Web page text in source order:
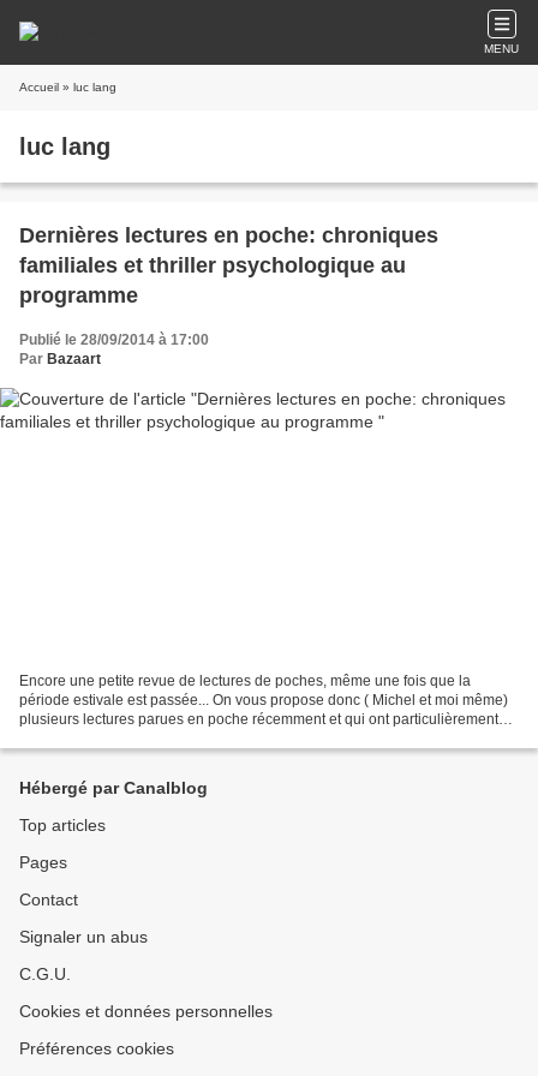
MENU
Accueil » luc lang
luc lang
Dernières lectures en poche: chroniques
familiales et thriller psychologique au
programme
Publié le 28/09/2014 à 17:00
Par Bazaart
Encore une petite revue de lectures de poches, même une fois que la
période estivale est passée... On vous propose donc ( Michel et moi même)
plusieurs lectures parues en poche récemment et qui ont particulièrement
Hébergé par Canalblog
Top articles
Pages
Contact
Signaler un abus
C.G.U.
Cookies et données personnelles
Préférences cookies